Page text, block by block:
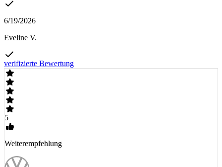
6/19/2026
Eveline V.
verifizierte Bewertung
5
Weiterempfehlung